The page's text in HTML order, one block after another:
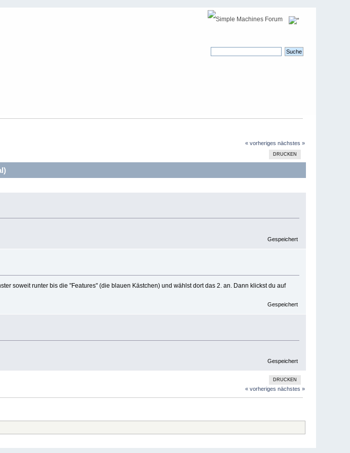
« vorheriges nächstes »
DRUCKEN
Gespeichert
soweit runter bis die "Features" (die blauen Kästchen) und wählst dort das 2. an. Dann klickst du auf
Gespeichert
Gespeichert
DRUCKEN
« vorheriges nächstes »